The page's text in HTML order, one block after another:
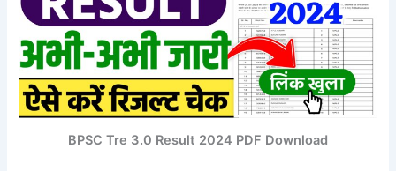
BPSC Tre 3.0 Result 2024 PDF Download